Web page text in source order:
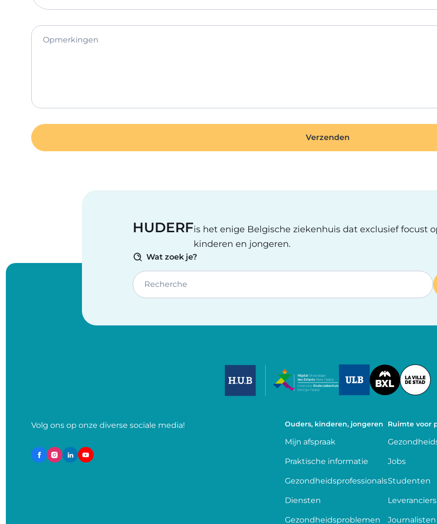
Opmerkingen
HUDERFis het enige Belgische ziekenhuis dat exclusief focust
kinderen en jongeren.
Wat zoek je?
Recherche
Image
Volg ons op onze diverse sociale media! Ouders, kinderen, jongeren
Mijn afspraak
Praktische informatie
Gezondheidsprofessionals
Diensten
Gezondheidsproblemen
Ruimte voor
Jobs
Studenten
Leveranciers
Journalisten